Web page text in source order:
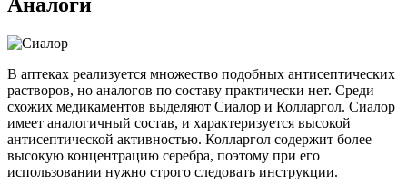
Аналоги
В аптеках реализуется множество подобных антисептических
растворов, но аналогов по составу практически нет. Среди
схожих медикаментов выделяют Сиалор и Колларгол. Сиалор
имеет аналогичный состав, и характеризуется высокой
антисептической активностью. Колларгол содержит более
высокую концентрацию серебра, поэтому при его
использовании нужно строго следовать инструкции.